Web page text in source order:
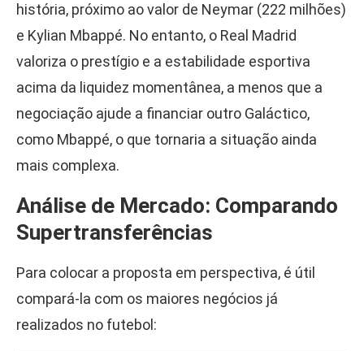
história, próximo ao valor de Neymar (222 milhões)
e Kylian Mbappé. No entanto, o Real Madrid
valoriza o prestígio e a estabilidade esportiva
acima da liquidez momentânea, a menos que a
negociação ajude a financiar outro Galáctico,
como Mbappé, o que tornaria a situação ainda
mais complexa.
Análise de Mercado: Comparando
Supertransferências
Para colocar a proposta em perspectiva, é útil
compará-la com os maiores negócios já
realizados no futebol: